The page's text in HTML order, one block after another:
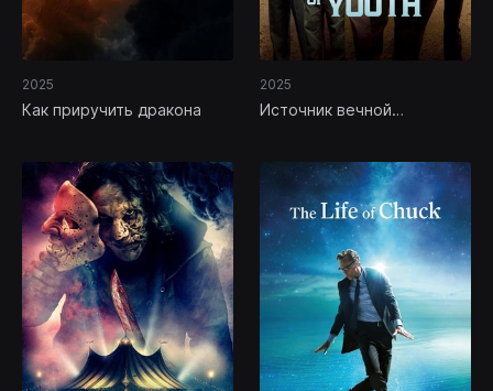
2025
Как приручить дракона
2025
Источник вечной